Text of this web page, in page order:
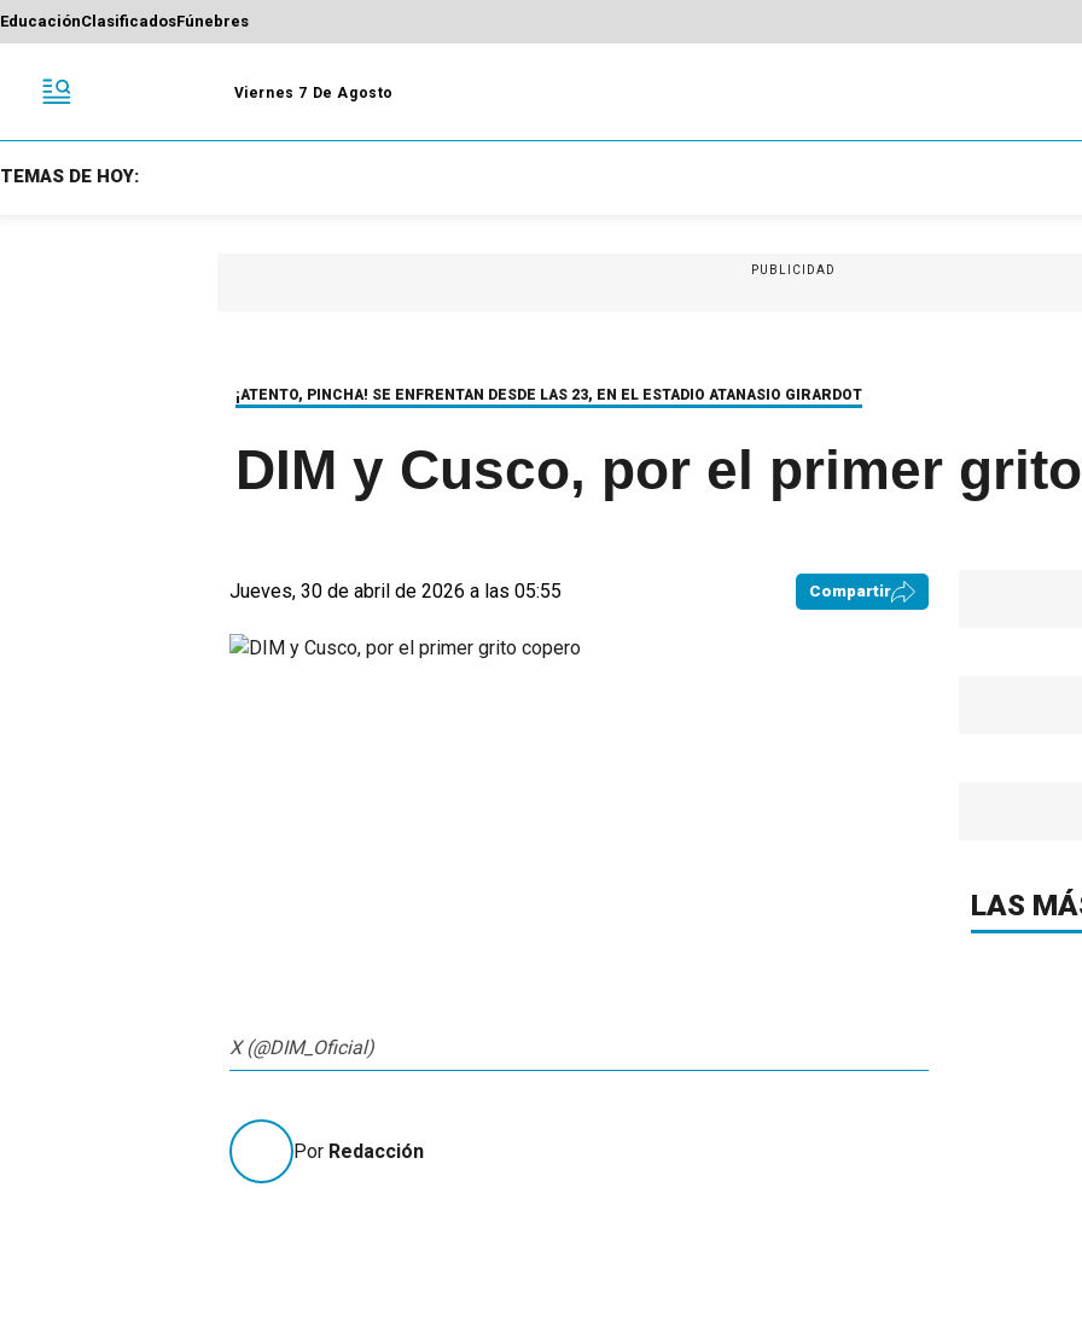
EducaciónClasificadosFúnebres
Viernes 7 De Agosto
TEMAS DE HOY:
PUBLICIDAD
¡ATENTO, PINCHA! SE ENFRENTAN DESDE LAS 23, EN EL ESTADIO ATANASIO GIRARDOT
DIM y Cusco, por el primer
Jueves, 30 de abril de 2026 a las 05:55 Compartir
X (@DIM_Oficial)
Por Redacción
LAS